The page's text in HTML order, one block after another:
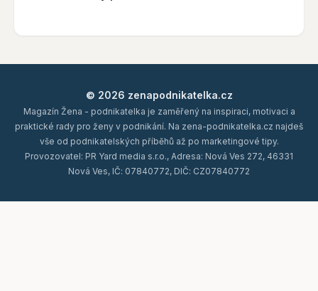
© 2026 zenapodnikatelka.cz
Magazín Žena - podnikatelka je zaměřený na inspiraci, motivaci a
praktické rady pro ženy v podnikání. Na zena-podnikatelka.cz najdeš
vše od podnikatelských příběhů až po marketingové tipy.
Provozovatel: PR Yard media s.r.o., Adresa: Nová Ves 272, 46331
Nová Ves, IČ: 07840772, DIČ: CZ07840772